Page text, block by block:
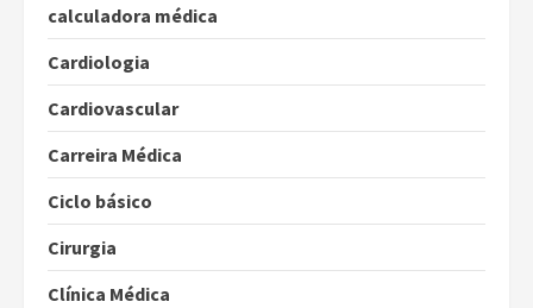
calculadora médica
Cardiologia
Cardiovascular
Carreira Médica
Ciclo básico
Cirurgia
Clínica Médica